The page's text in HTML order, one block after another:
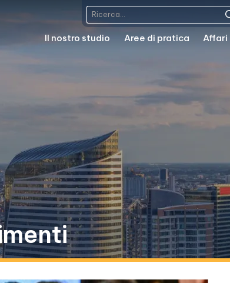
Il nostro studio Aree di pratica Affari